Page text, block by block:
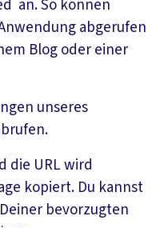
an. So können
abgerufen
Blog oder einer
unseres
die URL wird
kopiert. Du kannst
bevorzugten